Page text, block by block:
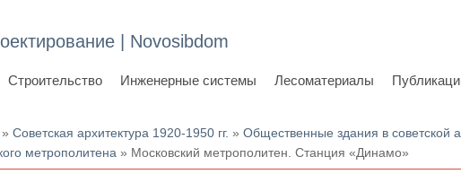
| Novosibdom
Строительство Инженерные системы Лесоматериалы
»Советская архитектура 1920-1950 гг. »Общественные здания в советской
метрополитена » Московский метрополитен. Станция «Динамо»